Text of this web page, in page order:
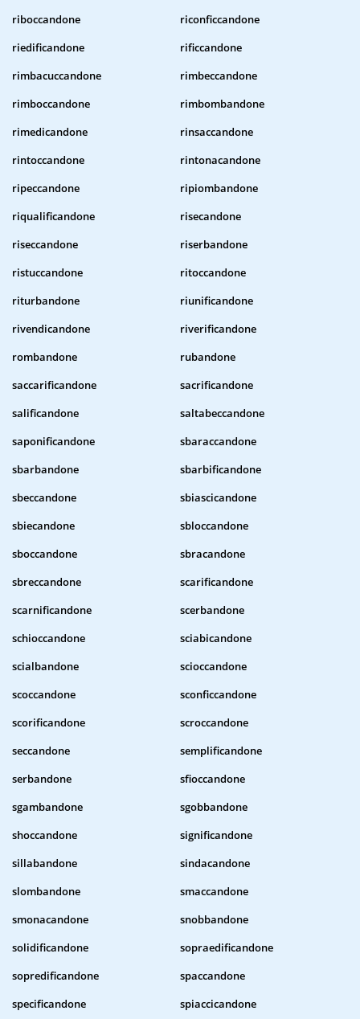
riboccandone
riconficcandone
riedificandone
rificcandone
rimbacuccandone
rimbeccandone
rimboccandone
rimbombandone
rimedicandone
rinsaccandone
rintoccandone
rintonacandone
ripeccandone
ripiombandone
riqualificandone
risecandone
riseccandone
riserbandone
ristuccandone
ritoccandone
riturbandone
riunificandone
rivendicandone
riverificandone
rombandone
rubandone
saccarificandone
sacrificandone
salificandone
saltabeccandone
saponificandone
sbaraccandone
sbarbandone
sbarbificandone
sbeccandone
sbiascicandone
sbiecandone
sbloccandone
sboccandone
sbracandone
sbreccandone
scarificandone
scarnificandone
scerbandone
schioccandone
sciabicandone
scialbandone
scioccandone
scoccandone
sconficcandone
scorificandone
scroccandone
seccandone
semplificandone
serbandone
sfioccandone
sgambandone
sgobbandone
shoccandone
significandone
sillabandone
sindacandone
slombandone
smaccandone
smonacandone
snobbandone
solidificandone
sopraedificandone
sopredificandone
spaccandone
specificandone
spiaccicandone